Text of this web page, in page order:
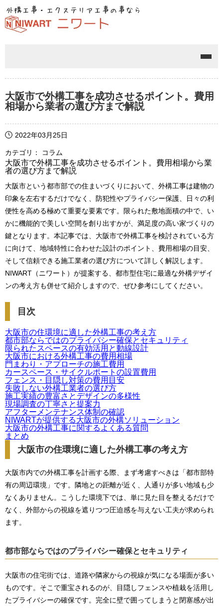
メニ
大阪市で外構工事を成功させるポイント。費用
相場から業者の選び方まで解説
2022年03月25日
カテゴリ： コラム
大阪市で外構工事を成功させるポイント。費用相場から業
者の選び方まで解説
大阪市という都市部での住まいづくりにおいて、外構工事は建物の
印象を左右するだけでなく、防犯性やプライバシー保護、日々の利
便性を高める極めて重要な要素です。限られた敷地面積の中で、い
かに機能的で美しい空間を創り出すかが、満足度の高い家づくりの
鍵となります。本記事では、大阪市で外構工事を検討されている方
に向けて、地域特性に合わせた設計のポイント、費用相場の目安、
そして信頼できる施工業者の選び方について詳しく解説します。
NIWART（ニワート）が提案する、都市型住宅に最適な外構デザイ
ンの考え方も併せて紹介しますので、ぜひ参考にしてください。
目次
大阪市の住環境に適した外構工事の考え方
都市部ならではのプライバシー確保とセキュリティ
限られたスペースの有効活用と動線設計
大阪市における外構工事の費用相場
門まわり・アプローチの施工費用
カースペース・サイクルポートの設置費用
フェンス・目隠し対策の費用目安
失敗しない外構工業者の選び方
施工実績の豊富さとデザインの多様性
現場調査の丁寧さと提案力
アフターメンテナンス体制の確認
NIWARTが提供する大阪市の外構ソリューション
大阪市の外構工事に関するよくある質問
まとめ
大阪市の住環境に適した外構工事の考え方
大阪市内での外構工事を計画する際、まず考慮すべきは「都市部特
有の周辺環境」です。隣地との距離が近く、人通りが多い地域も少
なくありません。こうした環境下では、単に見た目を整えるだけで
なく、外部からの視線を遮りつつ圧迫感を与えない工夫が求められ
ます。
都市部ならではのプライバシー確保とセキュリティ
大阪市の住宅街では、道路や隣家からの視線が気になる場面が多い
ものです。そこで重宝されるのが、目隠しフェンスや植栽を活用し
たプライバシーの確保です。完全に壁で囲ってしまうと閉塞感が出